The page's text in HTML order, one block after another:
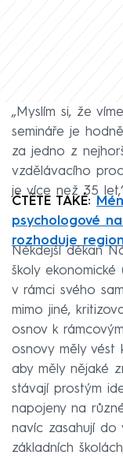
„Myslím si, že
semináře je
za jedno z
vzdělávacího
je více než 35
ČTĚTE TAKÉ:
psychologové
rozhoduje region
Někdejší děkan
školy ekonomické
v rámci svého
mimo jiné,
osnov k
osnovy měly vést
aby měly nějaké
stávají prostým
napojeny na
navíc zasahují do
základních